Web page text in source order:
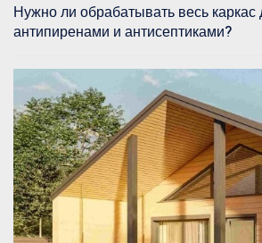
Нужно ли обрабатывать весь
антипиренами и антисептиками?